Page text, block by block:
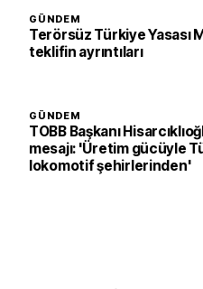
GÜNDEM
Terörsüz Türkiye Yasası
teklifin ayrıntıları
GÜNDEM
TOBB Başkanı
mesajı: 'Üretim gücüyle
lokomotif şehirlerinden'